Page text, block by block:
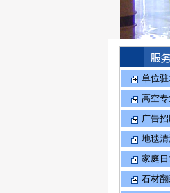
单位
高空
广告
地毯
家庭
石材